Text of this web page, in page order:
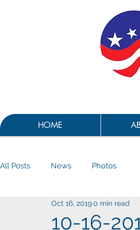
HOME
All Posts News Photos
10-16-
Oct 16, 20190 min read